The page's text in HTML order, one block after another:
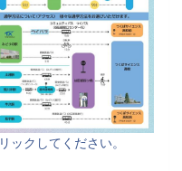
ックしてください。